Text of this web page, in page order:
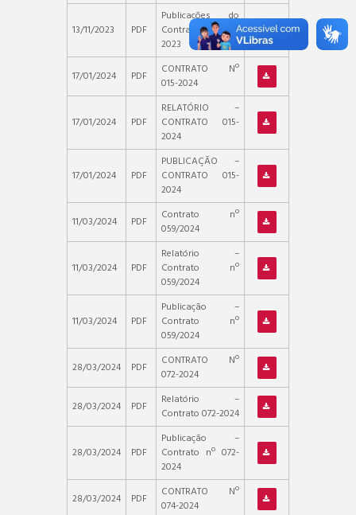
13/11/2023 PDF
Publicações do
Contrato nº 239-
2023
17/01/2024
PDF
CONTRATO Nº
015-2024
17/01/2024 PDF
RELATÓRIO –
CONTRATO 015-
2024
17/01/2024 PDF
PUBLICAÇÃO –
CONTRATO 015-
2024
11/03/2024
PDF
Contrato nº
059/2024
11/03/2024 PDF
Relatório –
Contrato nº
059/2024
11/03/2024 PDF
Publicação –
Contrato nº
059/2024
28/03/2024
PDF
CONTRATO Nº
072-2024
28/03/2024
PDF
Relatório –
Contrato 072-2024
28/03/2024 PDF
Publicação –
Contrato nº 072-
2024
28/03/2024
PDF
CONTRATO Nº
074-2024